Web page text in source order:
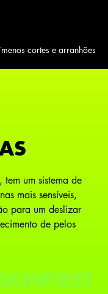
cortes e arranhões
um sistema de
mais sensíveis,
para um deslizar
de pelos